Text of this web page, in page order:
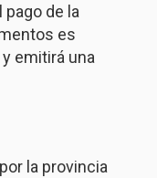
de la
es
emitirá una
la provincia